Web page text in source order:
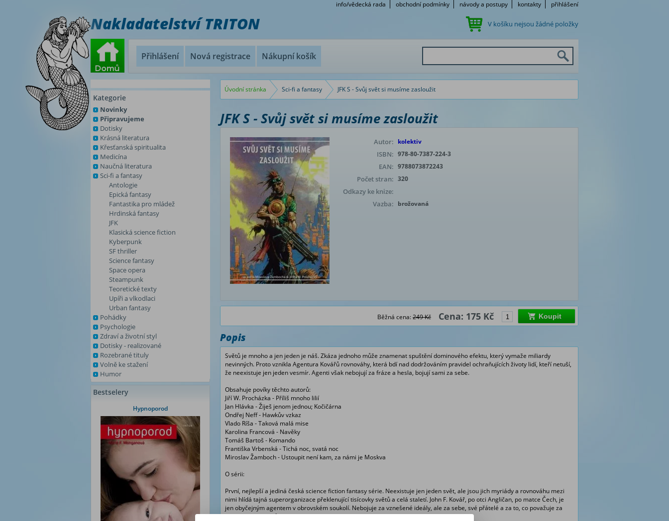
info/vědecká rada obchodní podmínky návody a postupy kontakty přihlášení
Nakladatelství TRITON V košíku nejsou žádné položky
Přihlášení Nová registrace Nákupní košík
Kategorie
Novinky
Připravujeme
Dotisky
Krásná literatura
Křesťanská spiritualita
Medicína
Naučná literatura
Sci-fi a fantasy
Antologie
Epická fantasy
Fantastika pro mládež
Hrdinská fantasy
JFK
Klasická science fiction
Kyberpunk
SF thriller
Science fantasy
Space opera
Steampunk
Teoretické texty
Upíři a vlkodlaci
Urban fantasy
Pohádky
Psychologie
Zdraví a životní styl
Dotisky - realizované
Rozebrané tituly
Volně ke stažení
Humor
Bestselery
Hypnoporod
Úvodní stránka Sci-fi a fantasy JFK S - Svůj svět si musíme zasloužit
JFK S - Svůj svět si musíme zasloužit
Autor: kolektiv
ISBN: 978-80-7387-224-3
EAN: 9788073872243
Počet stran: 320
Odkazy ke knize:
Vazba: brožovaná
Běžná cena:249 Kč Cena: 175 Kč Koupit
Popis
Světů je mnoho a jen jeden je náš. Zkáza jednoho může znamenat spuštění dominového efektu, který vymaže miliardy
nevinných. Proto vznikla Agentura Kovářů rovnováhy, která bdí nad dodržováním pravidel ochraňujících životy lidí, kteří netuší,
že neexistuje jen jeden vesmír. Agenti však nebojují za fráze a hesla, bojují sami za sebe.
Obsahuje povíky těchto autorů:
Jiří W. Procházka - Příliš mnoho lilií
Jan Hlávka - Žiješ jenom jednou; Kočičárna
Ondřej Neff - Hawkův vzkaz
Vlado Ríša - Taková malá mise
Karolina Francová - Navěky
Tomáš Bartoš - Komando
Františka Vrbenská - Tichá noc, svatá noc
Miroslav Žamboch - Ustoupit není kam, za námi je Moskva
O sérii:
První, nejlepší a jediná česká science fiction fantasy série. Neexistuje jen jeden svět, ale jsou jich myriády a rovnováhu mezi
nimi hlídá tajná superorganizace překlenující tisícovky světů a celá staletí. John F. Kovář, po otci Angličan, po matce Čech, je
jen obyčejným agentem v obrovském soukolí. Nebojuje za vznešené ideály, ale za sebe, své přátelé a za to, co považuje za
správné. Ví, že: Svůj svět si musíme zasloužit!